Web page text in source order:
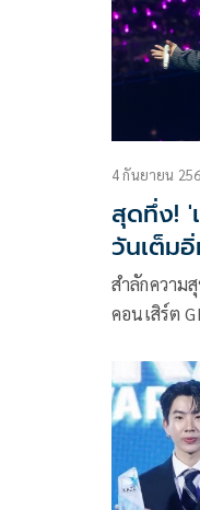
ร้องเพลงแ
จองตั๋วแล้ว
4 กันยายน
สุดทึ่ง! 'เจมี
วันเต็ม
สำลักความ
คอนเสิร์ต
เจริญรักษ์
GMMTV ที่
ได้ท่องโลก
สุดอลังการ